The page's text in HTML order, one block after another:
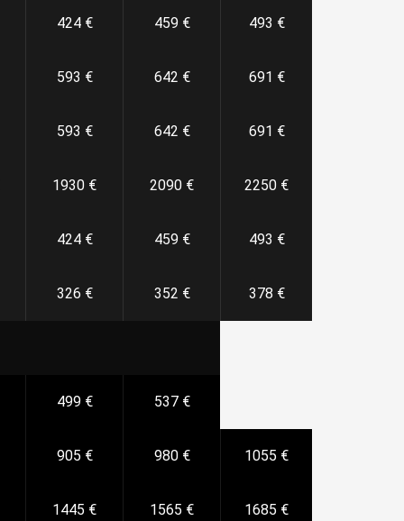
424 € 459 € 493 €
593 € 642 € 691 €
593 € 642 € 691 €
1930 € 2090 € 2250 €
424 € 459 € 493 €
326 € 352 € 378 €
499 € 537 €
905 € 980 € 1055 €
1445 € 1565 € 1685 €